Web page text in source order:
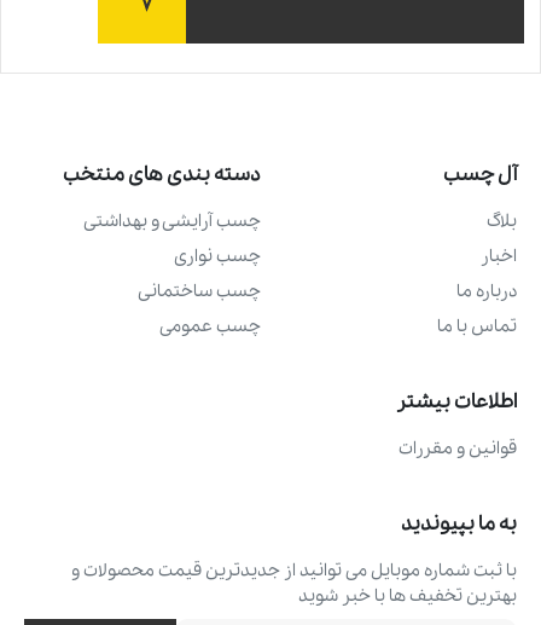
آل چسب
بلاگ
اخبار
درباره ما
تماس با ما
دسته بندی های منتخب
چسب آرايشی و بهداشتی
چسب نواری
چسب ساختمانی
چسب عمومی
اطلاعات بیشتر
قوانین و مقررات
به ما بپیوندید
با ثبت شماره موبایل می ‌توانید از جدیدترین قیمت محصولات و
بهترین تخفیف ‌ها با خبر شوید